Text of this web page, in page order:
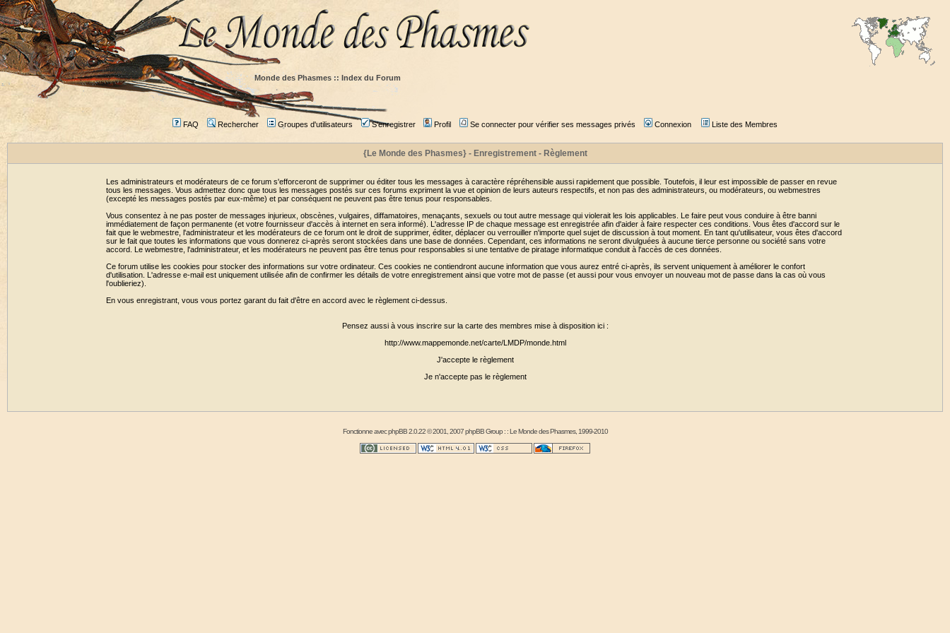
Monde des Phasmes :: Index du Forum
FAQ Rechercher Groupes d'utilisateurs S'enregistrer Profil Se connecter pour vérifier ses messages privés Connexion Liste des Membres
{Le Monde des Phasmes} - Enregistrement - Règlement
Les administrateurs et modérateurs de ce forum s'efforceront de supprimer ou éditer tous les messages à caractère répréhensible aussi rapidement que possible. Toutefois, il leur est impossible de passer en revue
tous les messages. Vous admettez donc que tous les messages postés sur ces forums expriment la vue et opinion de leurs auteurs respectifs, et non pas des administrateurs, ou modérateurs, ou webmestres
(excepté les messages postés par eux-même) et par conséquent ne peuvent pas être tenus pour responsables.
Vous consentez à ne pas poster de messages injurieux, obscènes, vulgaires, diffamatoires, menaçants, sexuels ou tout autre message qui violerait les lois applicables. Le faire peut vous conduire à être banni
immédiatement de façon permanente (et votre fournisseur d'accès à internet en sera informé). L'adresse IP de chaque message est enregistrée afin d'aider à faire respecter ces conditions. Vous êtes d'accord sur le
fait que le webmestre, l'administrateur et les modérateurs de ce forum ont le droit de supprimer, éditer, déplacer ou verrouiller n'importe quel sujet de discussion à tout moment. En tant qu'utilisateur, vous êtes d'accord
sur le fait que toutes les informations que vous donnerez ci-après seront stockées dans une base de données. Cependant, ces informations ne seront divulguées à aucune tierce personne ou société sans votre
accord. Le webmestre, l'administrateur, et les modérateurs ne peuvent pas être tenus pour responsables si une tentative de piratage informatique conduit à l'accès de ces données.
Ce forum utilise les cookies pour stocker des informations sur votre ordinateur. Ces cookies ne contiendront aucune information que vous aurez entré ci-après, ils servent uniquement à améliorer le confort
d'utilisation. L'adresse e-mail est uniquement utilisée afin de confirmer les détails de votre enregistrement ainsi que votre mot de passe (et aussi pour vous envoyer un nouveau mot de passe dans la cas où vous
l'oublieriez).
En vous enregistrant, vous vous portez garant du fait d'être en accord avec le règlement ci-dessus.
Pensez aussi à vous inscrire sur la carte des membres mise à disposition ici :
http://www.mappemonde.net/carte/LMDP/monde.html
J'accepte le règlement
Je n'accepte pas le règlement
Fonctionne avecphpBB2.0.22 © 2001, 2007 phpBB Group : :Le Monde des Phasmes, 1999-2010